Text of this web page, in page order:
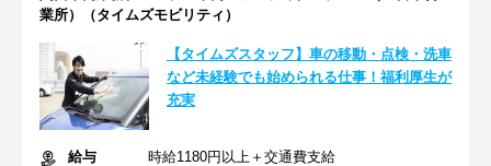
業所）（タイムズモビリティ）
【タイムズスタッフ】車の移動・点検・洗車
など未経験でも始められる仕事！福利厚生が
充実
給与
時給1180円以上＋交通費支給